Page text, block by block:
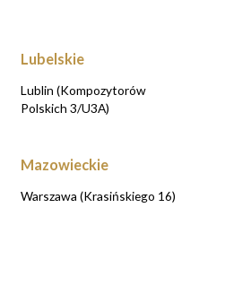
Lubelskie
Lublin (Kompozytorów
Polskich 3/U3A)
Mazowieckie
Warszawa (Krasińskiego 16)